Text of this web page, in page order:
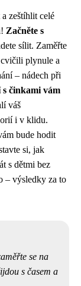
zeštíhlit celé
Začněte s
sílit. Zaměřte
cvičili plynule a
– nádech při
s činkami vám
váš
i v klidu.
bude hodit
si, jak
s dětmi bez
– výsledky za to
se na
s časem a